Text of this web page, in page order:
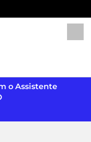
o Assistente